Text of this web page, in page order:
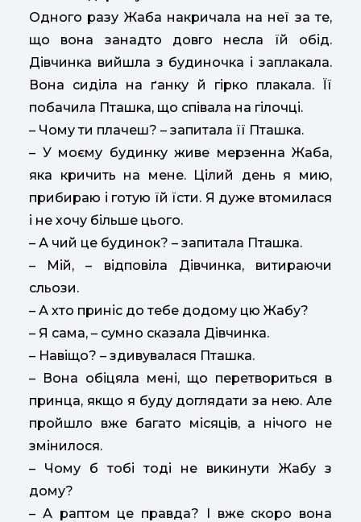
Одного разу Жаба накричала на неї за те,
що вона занадто довго несла їй обід.
Дівчинка вийшла з будиночка і заплакала.
Вона сиділа на ґанку й гірко плакала. Її
побачила Пташка, що співала на гілочці.
– Чому ти плачеш? – запитала її Пташка.
– У моєму будинку живе мерзенна Жаба,
яка кричить на мене. Цілий день я мию,
прибираю і готую їй їсти. Я дуже втомилася
і не хочу більше цього.
– А чий це будинок? – запитала Пташка.
– Мій, – відповіла Дівчинка, витираючи
сльози.
– А хто приніс до тебе додому цю Жабу?
– Я сама, – сумно сказала Дівчинка.
– Навіщо? – здивувалася Пташка.
– Вона обіцяла мені, що перетвориться в
принца, якщо я буду доглядати за нею. Але
пройшло вже багато місяців, а нічого не
змінилося.
– Чому б тобі тоді не викинути Жабу з
дому?
– А раптом це правда? І вже скоро вона